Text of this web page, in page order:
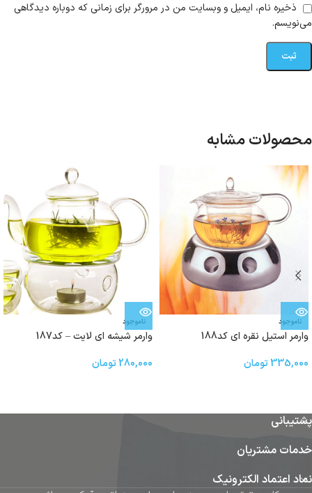
ذخیره نام، ایمیل و وبسایت من در مرورگر برای زمانی که دوباره دیدگاهی
می‌نویسم.
محصولات مشابه
ناموجود
وارمر استیل نقره ای کد188
335,000تومان
ناموجود
وارمر شیشه ای لایت – کد187
280,000تومان
پشتیبانی
خدمات مشتریان
نماد اعتماد الکترونیک